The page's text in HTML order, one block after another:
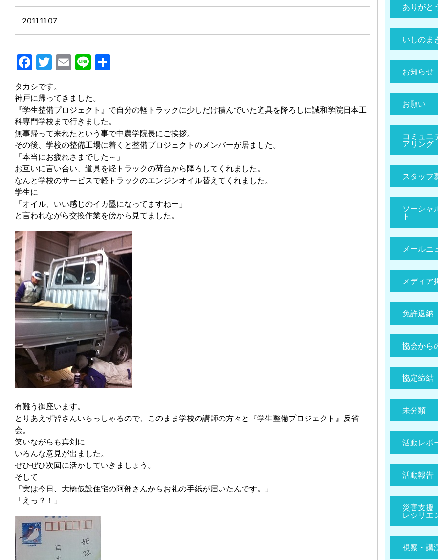
2011.11.07
Facebook
Twitter
Email
Line
タカシです。
神戸に帰ってきました。
『学生整備プロジェクト』で自分の軽トラックに少しだけ積んでいた道具を降ろしに誠和学院日本工
科専門学校まで行きました。
無事帰って来れたという事で中農学院長にご挨拶。
その後、学校の整備工場に着くと整備プロジェクトのメンバーが居ました。
「本当にお疲れさまでした～」
お互いに言い合い、道具を軽トラックの荷台から降ろしてくれました。
なんと学校のサービスで軽トラックのエンジンオイル替えてくれました。
学生に
「オイル、いい感じのイカ墨になってますねー」
と言われながら交換作業を傍から見てました。
有難う御座います。
とりあえず皆さんいらっしゃるので、このまま学校の講師の方々と『学生整備プロジェクト』反省
会。
笑いながらも真剣に
いろんな意見が出ました。
ぜひぜひ次回に活かしていきましょう。
そして
「実は今日、大橋仮設住宅の阿部さんからお礼の手紙が届いたんです。」
「えっ？！」
ありがと
いしのま
お知らせ
お願い
コミュニ
アリング
スタッフ
ソーシャ
ト
メールニ
メディア
免許返納
協会から
協定締結
未分類
活動レポ
活動報告
災害支援
レジリエ
視察・講